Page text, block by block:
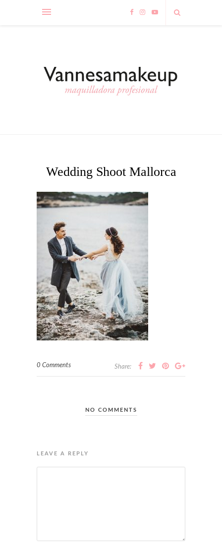
Wedding Shoot Mallorca
0 Comments Share:
NO COMMENTS
LEAVE A REPLY